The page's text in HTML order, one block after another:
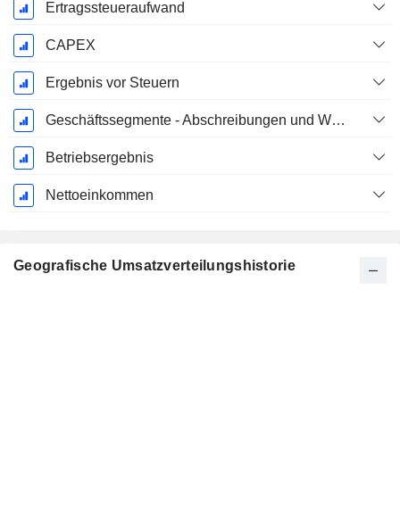
Ertragssteueraufwand
CAPEX
Ergebnis vor Steuern
Geschäftssegmente - Abschreibungen und Wertminderungen
Betriebsergebnis
Nettoeinkommen
Geografische Umsatzverteilungshistorie